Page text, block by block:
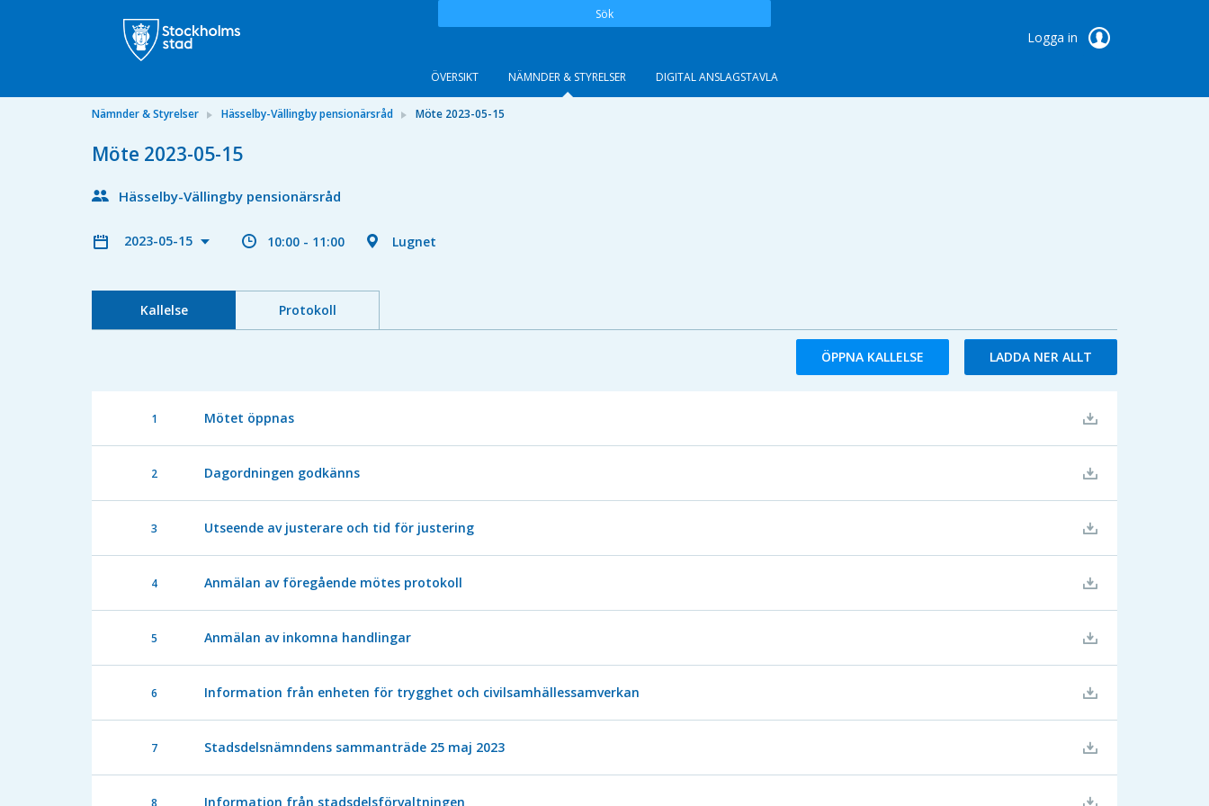
Sök
Logga in
ÖVERSIKT NÄMNDER & STYRELSER DIGITAL ANSLAGSTAVLA
Nämnder & Styrelser Hässelby-Vällingby pensionärsråd Möte 2023-05-15
Möte 2023-05-15
Hässelby-Vällingby pensionärsråd
2023-05-15 10:00 - 11:00 Lugnet
Kallelse Protokoll
ÖPPNA KALLELSE LADDA NER ALLT
1 Mötet öppnas
2 Dagordningen godkänns
3 Utseende av justerare och tid för justering
4 Anmälan av föregående mötes protokoll
5 Anmälan av inkomna handlingar
6 Information från enheten för trygghet och civilsamhällessamverkan
7 Stadsdelsnämndens sammanträde 25 maj 2023
8 Information från stadsdelsförvaltningen